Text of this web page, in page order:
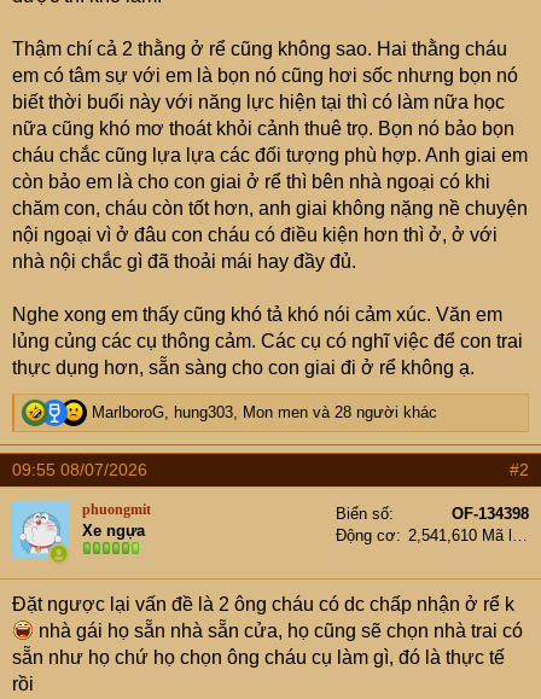
Thậm chí cả 2 thằng ở rể cũng không sao. Hai thằng cháu
em có tâm sự với em là bọn nó cũng hơi sốc nhưng bọn nó
biết thời buổi này với năng lực hiện tại thì có làm nữa học
nữa cũng khó mơ thoát khỏi cảnh thuê trọ. Bọn nó bảo bọn
cháu chắc cũng lựa lựa các đối tượng phù hợp. Anh giai em
còn bảo em là cho con giai ở rể thì bên nhà ngoại có khi
chăm con, cháu còn tốt hơn, anh giai không nặng nề chuyện
nội ngoại vì ở đâu con cháu có điều kiện hơn thì ở, ở với
nhà nội chắc gì đã thoải mái hay đầy đủ.
Nghe xong em thấy cũng khó tả khó nói cảm xúc. Văn em
lủng củng các cụ thông cảm. Các cụ có nghĩ việc để con trai
thực dụng hơn, sẵn sàng cho con giai đi ở rể không ạ.
R
e
a
c
i
o
s
:
MarlboroG, hung303, Mon men và 28 người khác
09:55 08/07/2026 #2
phuongmit
Xe ngựa
Biển số
OF-134398
Động cơ
2,541,610 Mã lực
Đặt ngược lại vấn đề là 2 ông cháu có dc chấp nhận ở rể k
nhà gái họ sẵn nhà sẵn cửa, họ cũng sẽ chọn nhà trai có
sẵn như họ chứ họ chọn ông cháu cụ làm gì, đó là thực tế
rồi